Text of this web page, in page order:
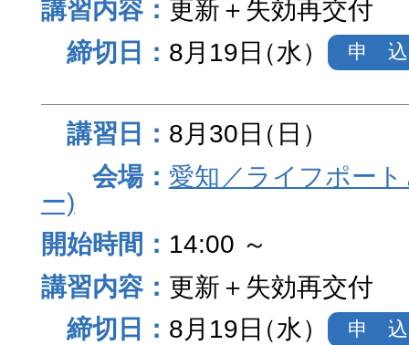
更新＋失効再交付
8月19日（水） 申 込
8月30日（日）
愛知／ライフポー
ー)
14:00 ～
更新＋失効再交付
8月19日（水） 申 込